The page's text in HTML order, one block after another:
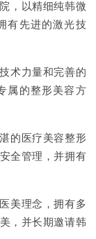
，以精细纯韩微
有先进的激光技
术力量和完善的
属的整形美容方
的医疗美容整形
全管理，并拥有
美理念，拥有多
，并长期邀请韩